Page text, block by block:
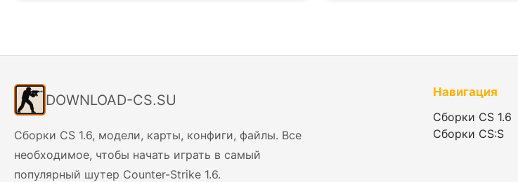
DOWNLOAD-CS.SU
Сборки CS 1.6, модели, карты, конфиги, файлы. Все
необходимое, чтобы начать играть в самый
популярный шутер Counter-Strike 1.6.
Навигация
Сборки CS 1.6
Сборки CS:S